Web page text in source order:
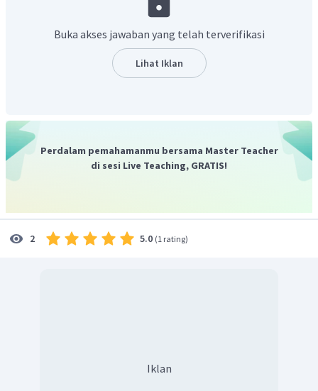
Buka akses jawaban yang telah terverifikasi
Lihat Iklan
Perdalam pemahamanmu bersama Master Teacher
di sesi Live Teaching, GRATIS!
2 5.0 (1 rating)
Iklan